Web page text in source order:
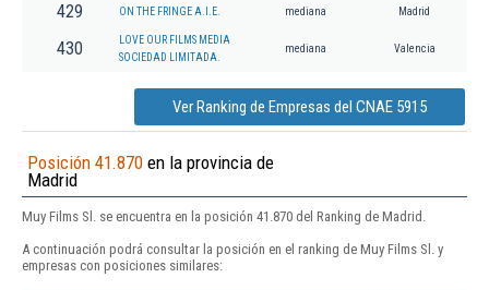
429 ON THE FRINGE A.I.E. mediana Madrid
430
LOVE OUR FILMS MEDIA
SOCIEDAD LIMITADA.
mediana Valencia
Ver Ranking de Empresas del CNAE 5915
Posición 41.870 en la provincia de
Madrid
Muy Films Sl. se encuentra en la posición 41.870 del Ranking de Madrid.
A continuación podrá consultar la posición en el ranking de Muy Films Sl. y
empresas con posiciones similares: